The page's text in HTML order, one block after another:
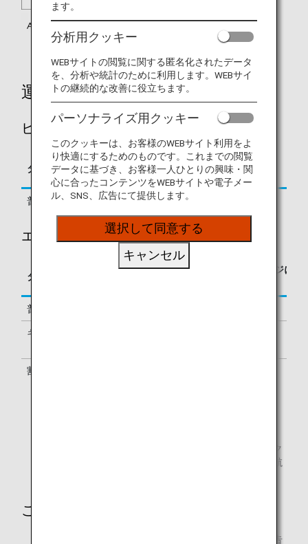
運賃別積算率
ビジネスクラス
タイプ 予約クラス
区間基本マイレージに
対する積算率
普通運賃 C, D, Z 125%
エコノミークラス
タイプ
区間基本マイレージに
普通運賃
キャリアペックス運賃
割引運賃, 包括旅行運賃
予約クラスとは、航空券上に記載されている予約上のク
ラスになります。対象の予約クラス以外で予約された航
ご注意
提携航空会社によって、積算率・積算対象クラスが予告
ます。
分析用クッキー
WEBサイトの閲覧に関する匿名化されたデータ
を、分析や統計のために利用します。WEBサイ
トの継続的な改善に役立ちます。
パーソナライズ用クッキー
このクッキーは、お客様のWEBサイト利用をよ
り快適にするためのものです。これまでの閲覧
データに基づき、お客様一人ひとりの興味・関
心に合ったコンテンツをWEBサイトや電子メー
ル、SNS、広告にて提供します。
選択して同意する
キャンセル